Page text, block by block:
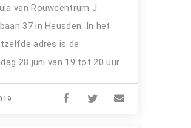
van Rouwcentrum J.
37 in Heusden. In het
adres is de
28 juni van 19 tot 20 uur.